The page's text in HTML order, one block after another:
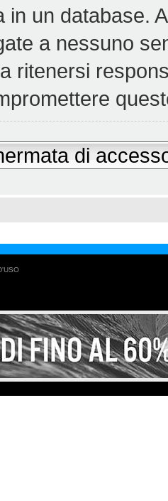
in un database.
a nessuno
ritenersi
di